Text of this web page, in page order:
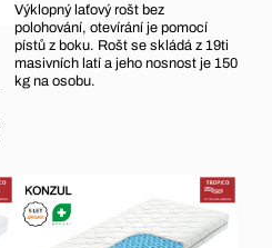
Výklopný laťový rošt bez
polohování, otevírání je pomocí
pístů z boku. Rošt se skládá z 19ti
masivních latí a jeho nosnost je 150
kg na osobu.